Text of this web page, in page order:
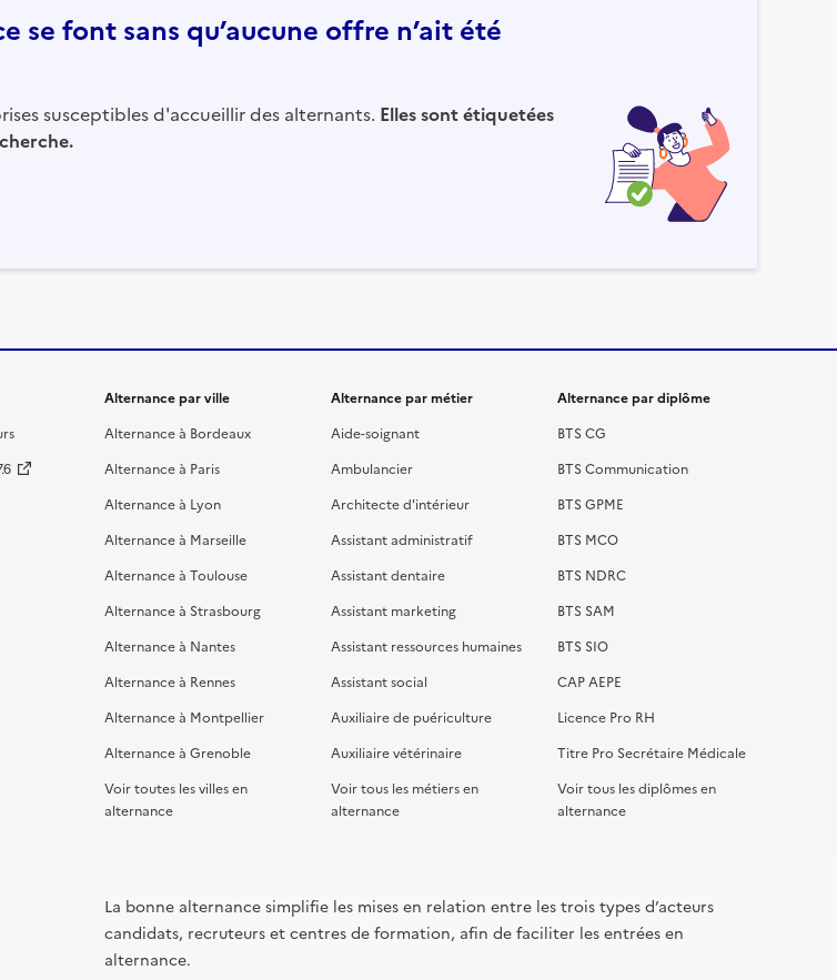
se font sans qu’aucune offre n’ait été
susceptibles d'accueillir des alternants. Elles sont étiquetées
Alternance par ville
Alternance à Bordeaux
Alternance à Paris
Alternance à Lyon
Alternance à Marseille
Alternance à Toulouse
Alternance à Strasbourg
Alternance à Nantes
Alternance à Rennes
Alternance à Montpellier
Alternance à Grenoble
Voir toutes les villes en
alternance
Alternance par métier
Aide-soignant
Ambulancier
Architecte d'intérieur
Assistant administratif
Assistant dentaire
Assistant marketing
Assistant ressources humaines
Assistant social
Auxiliaire de puériculture
Auxiliaire vétérinaire
Voir tous les métiers en
alternance
Alternance par diplôme
BTS CG
BTS Communication
BTS GPME
BTS MCO
BTS NDRC
BTS SAM
BTS SIO
CAP AEPE
Licence Pro RH
Titre Pro Secrétaire Médicale
Voir tous les diplômes en
alternance
La bonne alternance simplifie les mises en relation entre les trois types d’acteurs
candidats, recruteurs et centres de formation, afin de faciliter les entrées en
alternance.